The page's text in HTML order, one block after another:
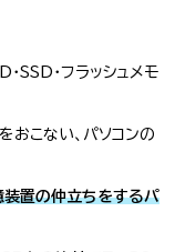
SSD・フラッシュメモ
おこない、パソコンの
装置の仲立ちをするパ